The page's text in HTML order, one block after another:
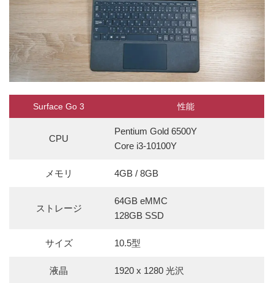
Surface Go 3 性能
CPU
Pentium Gold 6500Y
Core i3-10100Y
メモリ 4GB / 8GB
ストレージ
64GB eMMC
128GB SSD
サイズ 10.5型
液晶 1920 x 1280 光沢